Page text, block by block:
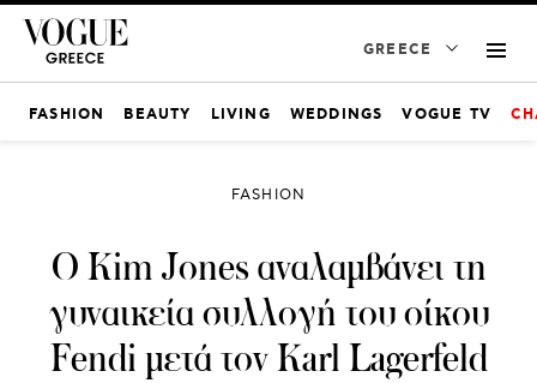
GREECE
FASHION BEAUTY LIVING WEDDINGS VOGUE TV
FASHION
O Kim Jones αναλαμβάνει τη
γυναικεία συλλογή του οίκου
Fendi μετά τον Karl Lagerfeld